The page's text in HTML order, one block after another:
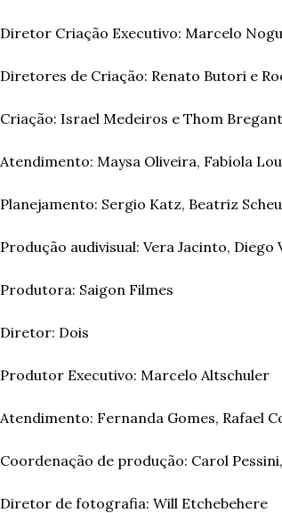
Diretor Criação Executivo: Marcelo
Diretores de Criação: Renato Butori e
Criação: Israel Medeiros e Thom
Atendimento: Maysa Oliveira, Fabíola
Planejamento: Sergio Katz, Beatriz
Produção audivisual: Vera Jacinto, Diego
Produtora: Saigon Filmes
Diretor: Dois
Produtor Executivo: Marcelo Altschuler
Atendimento: Fernanda Gomes, Rafael
Coordenação de produção: Carol
Diretor de fotografia: Will Etchebehere